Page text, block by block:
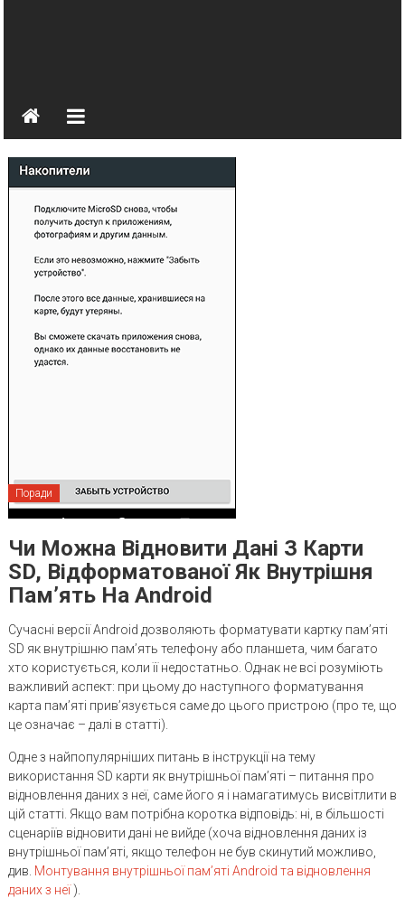
Поради
Чи Можна Відновити Дані З Карти
SD, Відформатованої Як Внутрішня
Пам’ять На Android
Сучасні версії Android дозволяють форматувати картку пам’яті
SD як внутрішню пам’ять телефону або планшета, чим багато
хто користується, коли її недостатньо. Однак не всі розуміють
важливий аспект: при цьому до наступного форматування
карта пам’яті прив’язується саме до цього пристрою (про те, що
це означає – далі в статті).
Одне з найпопулярніших питань в інструкції на тему
використання SD карти як внутрішньої пам’яті – питання про
відновлення даних з неї, саме його я і намагатимусь висвітлити в
цій статті. Якщо вам потрібна коротка відповідь: ні, в більшості
сценаріїв відновити дані не вийде (хоча відновлення даних із
внутрішньої пам’яті, якщо телефон не був скинутий можливо,
див. Монтування внутрішньої пам’яті Android та відновлення
даних з неї).